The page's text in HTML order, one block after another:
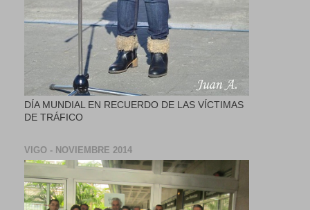
DÍA MUNDIAL EN RECUERDO DE LAS VÍCTIMAS
DE TRÁFICO
VIGO - NOVIEMBRE 2014